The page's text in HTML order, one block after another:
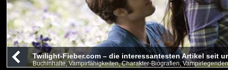
Twilight-Fieber.com – die interessantesten Artikel seit
Buchinhalte, Vampirfähigkeiten, Charakter-Biografien,